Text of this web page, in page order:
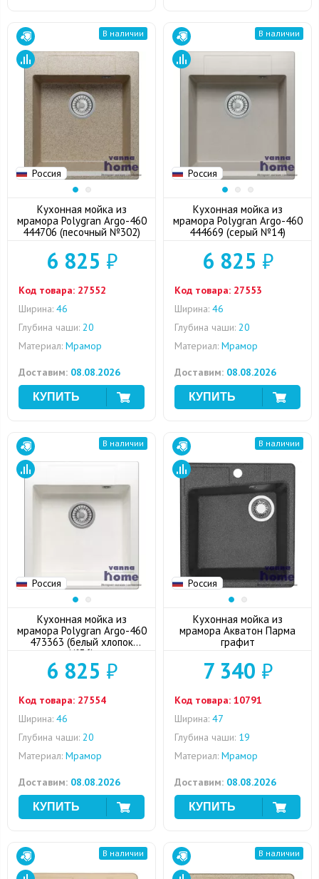
Россия
В наличии
Кухонная мойка из
мрамора Polygran Argo-460
444706 (песочный №302)
6 825 ₽
Код товара: 27552
Ширина: 46
Глубина чаши: 20
Материал: Мрамор
Доставим: 08.08.2026
Россия
В наличии
Кухонная мойка из
мрамора Polygran Argo-460
444669 (серый №14)
6 825 ₽
Код товара: 27553
Ширина: 46
Глубина чаши: 20
Материал: Мрамор
Доставим: 08.08.2026
Россия
В наличии
Кухонная мойка из
мрамора Polygran Argo-460
473363 (белый хлопок
№36)
6 825 ₽
Код товара: 27554
Ширина: 46
Глубина чаши: 20
Материал: Мрамор
Доставим: 08.08.2026
Россия
В наличии
Кухонная мойка из
мрамора Акватон Парма
графит
7 340 ₽
Код товара: 10791
Ширина: 47
Глубина чаши: 19
Материал: Мрамор
Доставим: 08.08.2026
В наличии В наличии